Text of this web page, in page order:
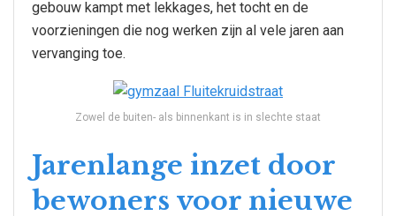
gebouw kampt met lekkages, het tocht en de
voorzieningen die nog werken zijn al vele jaren aan
vervanging toe.
Zowel de buiten- als binnenkant is in slechte staat
Jarenlange inzet door
bewoners voor nieuwe